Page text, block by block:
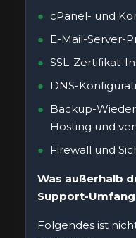
cPanel- und
E-Mail-Server-
SSL-Zertifikat-
DNS-
Backup-
Hosting und
Firewall und
Was außerhalb
Support-
Folgendes ist